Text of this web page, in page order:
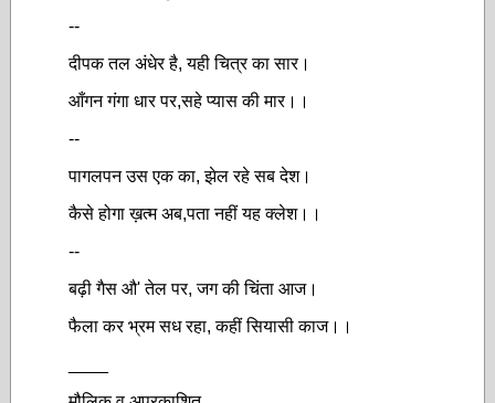
--
दीपक तल अंधेर है, यही चित्र का सार।
आँगन गंगा धार पर,सहे प्यास की मार।।
--
पागलपन उस एक का, झेल रहे सब देश।
कैसे होगा ख़त्म अब,पता नहीं यह क्लेश।।
--
बढ़ी गैस औ' तेल पर, जग की चिंता आज।
फैला कर भ्रम सध रहा, कहीं सियासी काज।।